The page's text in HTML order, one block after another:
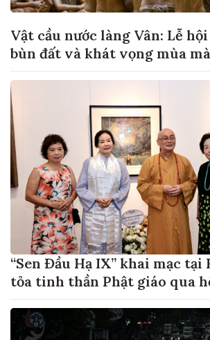
Vật cầu nước làng Vân: Lễ
bùn đất và khát vọng mùa
“Sen Đầu Hạ IX” khai mạc tại
tỏa tinh thần Phật giáo qua